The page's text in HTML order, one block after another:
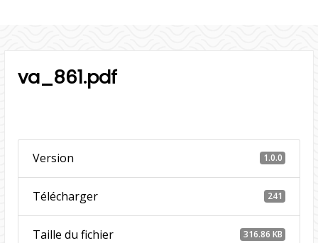
va_861.pdf
Version 1.0.0
Télécharger 241
Taille du fichier 316.86 KB